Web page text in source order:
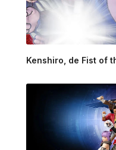
Kenshiro, de Fist of